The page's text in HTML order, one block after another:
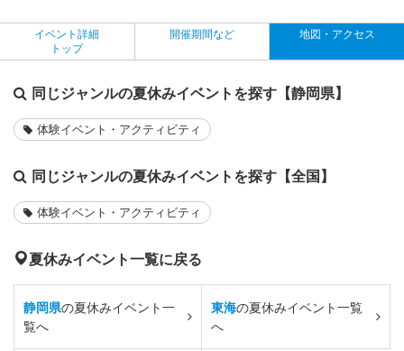
イベント詳細
トップ
開催期間など 地図・アクセス
同じジャンルの夏休みイベントを探す【静岡県】
体験イベント・アクティビティ
同じジャンルの夏休みイベントを探す【全国】
体験イベント・アクティビティ
夏休みイベント一覧に戻る
静岡県の夏休みイベント一
覧へ
東海の夏休みイベント一覧
へ